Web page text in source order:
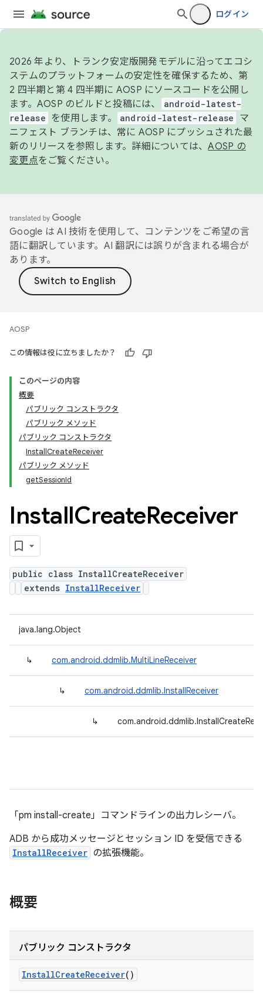
ログイン
2026 年より、トランク安定版開発モデルに沿ってエコシ
ステムのプラットフォームの安定性を確保するため、第
2 四半期と第 4 四半期に AOSP にソースコードを公開し
ます。AOSP のビルドと投稿には、
android-latest-
release
を使用します。 android-latest-release
マ
ニフェスト ブランチは、常に AOSP にプッシュされた最
新のリリースを参照します。詳細については、AOSP の
変更点をご覧ください。
Google は AI 技術を使用して、コンテンツをご希望の言
語に翻訳しています。AI 翻訳には誤りが含まれる場合が
あります。
AOSP
この情報は役に立ちましたか？
このページの内容
概要
パブリック コンストラクタ
パブリック メソッド
パブリック コンストラクタ
InstallCreateReceiver
パブリック メソッド
getSessionId
InstallCreateReceiver
public class InstallCreateReceiver
extends InstallReceiver
java.lang.Object
↳ com.android.ddmlib.MultiLineReceiver
↳ com.android.ddmlib.InstallReceiver
↳
「pm install-create」コマンドラインの出力レシーバ。
ADB から成功メッセージとセッション ID を受信できる
InstallReceiver の拡張機能。
概要
パブリック コンストラクタ
InstallCreateReceiver()